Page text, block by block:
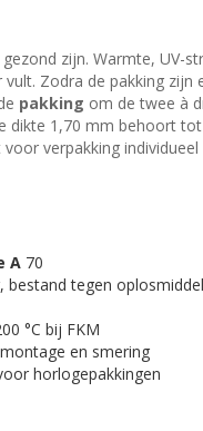
zijn. Warmte,
Zodra de pakking
pakking om de twee à
1,70 mm behoort
verpakking
A 70
bestand tegen
°C bij FKM
en smering
horlogepakkingen